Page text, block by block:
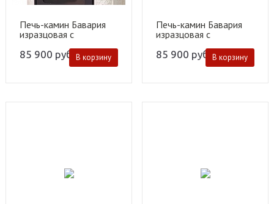
Печь-камин Бавария
изразцовая с
крышкой "Барокко"
85 900 руб. В корзину
Печь-камин Бавария
изразцовая с
крышкой "Арка"
85 900 руб. В корзину